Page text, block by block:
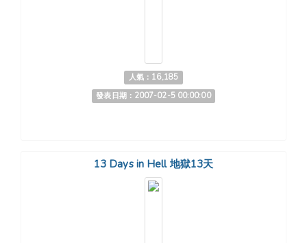
人氣：16,185
發表日期：2007-02-5 00:00:00
13 Days in Hell 地獄13天